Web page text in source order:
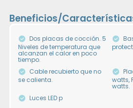
Beneficios/
Dos placas de cocción. 5
Niveles de temperatura que
alcanzan el calor en poco
tiempo.
Cable recubierto que no
se calienta.
watts,
watts.
Luces LED p